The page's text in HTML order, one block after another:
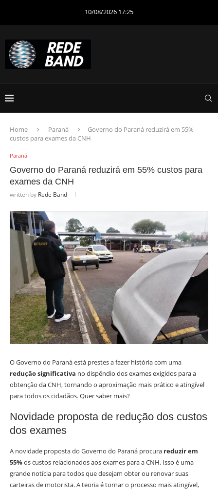
10/08/2026 17:25
Home Paraná
Governo do Paraná reduzirá em 55%
custos para exames da CNH
Paraná
Governo do Paraná reduzirá em 55% custos para
exames da CNH
written by Rede Band
O Governo do Paraná está prestes a fazer história com uma
redução significativa no dispêndio dos exames exigidos para a
obtenção da CNH, tornando o aproximação mais prático e atingível
para todos os cidadãos. Quer saber mais?
Novidade proposta de redução dos custos
dos exames
A novidade proposta do Governo do Paraná procura reduzir em
55%os custos relacionados aos exames para a CNH. Isso é uma
grande notícia para todos que desejam obter ou renovar suas
carteiras de motorista. A teoria é tornar o processo mais atingível,